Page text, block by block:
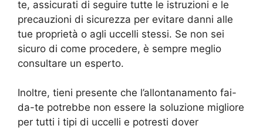
te, assicurati di seguire tutte le istruzioni e le
precauzioni di sicurezza per evitare danni alle
tue proprietà o agli uccelli stessi. Se non sei
sicuro di come procedere, è sempre meglio
consultare un esperto.
Inoltre, tieni presente che l’allontanamento fai-
da-te potrebbe non essere la soluzione migliore
per tutti i tipi di uccelli e potresti dover